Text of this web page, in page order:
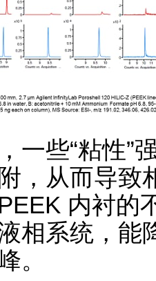
一些“粘性”
，从而导致
内衬的
相系统，能
。